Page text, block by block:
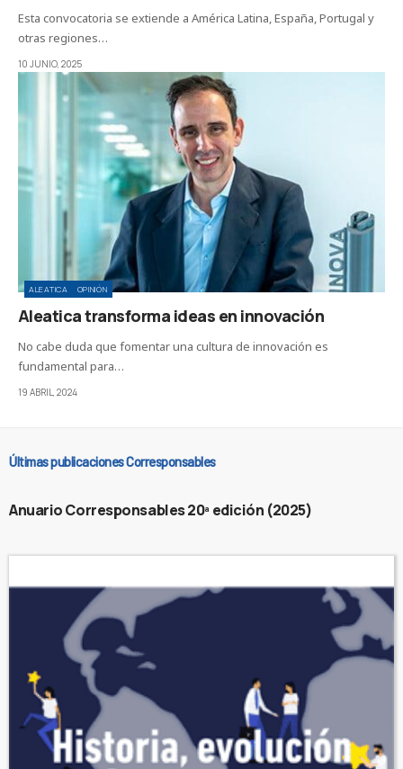
Esta convocatoria se extiende a América Latina, España, Portugal y
otras regiones…
10 JUNIO, 2025
ALEATICA OPINIÓN
Aleatica transforma ideas en innovación
No cabe duda que fomentar una cultura de innovación es
fundamental para…
19 ABRIL, 2024
Últimas publicaciones Corresponsables
Anuario Corresponsables 20ª edición (2025)